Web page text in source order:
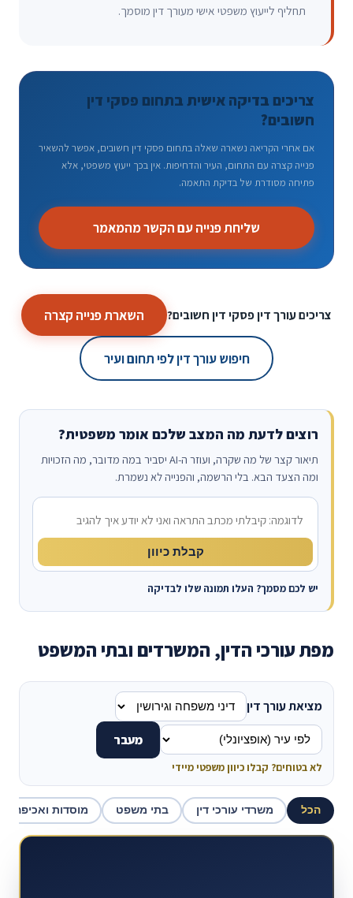
תחליף לייעוץ משפטי אישי מעורך דין מוסמך.
צריכים בדיקה אישית בתחום פסקי דין
חשובים?
אם אחרי הקריאה נשארה שאלה בתחום פסקי דין חשובים, אפשר להשאיר
פנייה קצרה עם התחום, העיר והדחיפות. אין בכך ייעוץ משפטי, אלא
פתיחה מסודרת של בדיקת התאמה.
שליחת פנייה עם הקשר מהמאמר
צריכים עורך דין פסקי דין חשובים? השארת פנייה קצרה
חיפוש עורך דין לפי תחום ועיר
רוצים לדעת מה המצב שלכם אומר משפטית?
תיאור קצר של מה שקרה, ועוזר ה-AI יסביר במה מדובר, מה הזכויות
ומה הצעד הבא. בלי הרשמה, והפנייה לא נשמרת.
מה קרה?
קבלת כיוון
יש לכם מסמך? העלו תמונה שלו לבדיקה
מפת עורכי הדין, המשרדים ובתי המשפט
מציאת עורך דין
מעבר
לא בטוחים? קבלו כיוון משפטי מיידי
הכל משרדי עורכי דין בתי משפט מוסדות ואכיפה